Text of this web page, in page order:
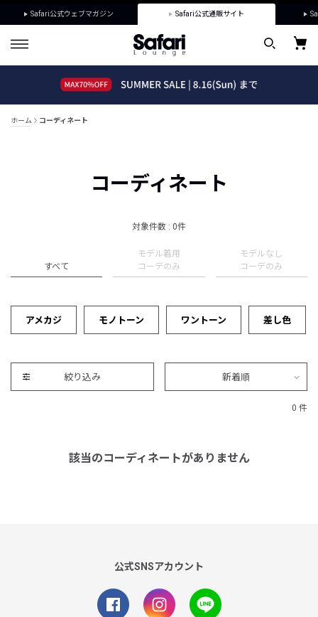
Safari公式ウェブマガジン Safari公式通販サイト
ホーム コーディネート
コーディネート
対象件数 : 0件
すべて
モデル着用
コーデのみ
モデルなし
コーデのみ
アメカジ モノトーン ワントーン 差し色
絞り込み 新着順
0 件
該当のコーディネートがありません
公式SNSアカウント